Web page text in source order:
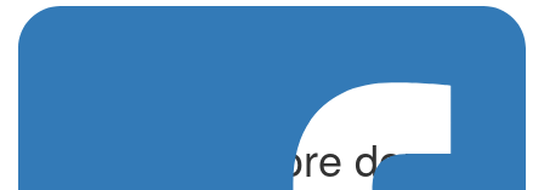
Pugilato, muore dopo il